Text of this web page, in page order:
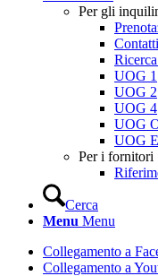
Per gli
Contatti
UOG 1
UOG 2
UOG 4
UOG
UOG
Per i fornitori
Cerca
Menu Menu
Collegamento a
Collegamento a